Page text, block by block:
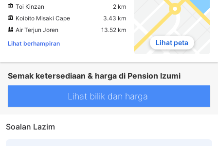
Toi Kinzan
2 km
Koibito Misaki Cape
3.43 km
Air Terjun Joren
13.52 km
Lihat berhampiran
Lihat peta
Semak ketersediaan & harga di Pension Izumi
Lihat bilik dan harga
Soalan Lazim